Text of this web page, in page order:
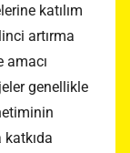
katılım
artırma
genellikle
katkıda